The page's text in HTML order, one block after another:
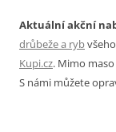
Aktuální akční
drůbeže a ryb
Kupi.cz. Mimo
S námi můžete